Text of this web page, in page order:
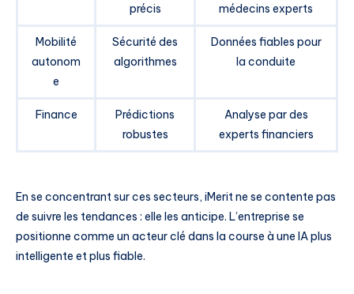
précis
médecins experts
Mobilité
autonom
e
Sécurité des
algorithmes
Données fiables pour
la conduite
Finance
Prédictions
robustes
Analyse par des
experts financiers
En se concentrant sur ces secteurs, iMerit ne se contente pas
de suivre les tendances : elle les anticipe. L’entreprise se
positionne comme un acteur clé dans la course à une IA plus
intelligente et plus fiable.